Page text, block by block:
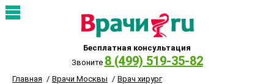
Бесплатная консультация
Звоните 8 (499) 519-35-82
Главная Врачи Москвы
Врач хирург